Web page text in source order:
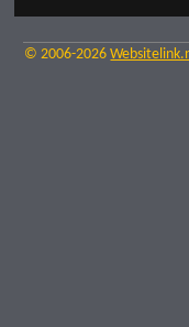
© 2006-2026